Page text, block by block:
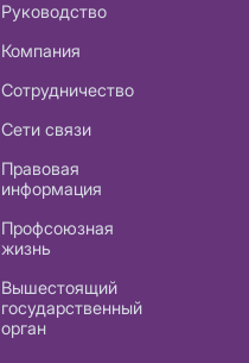
Руководство
Компания
Сотрудничество
Сети связи
Правовая
информация
Профсоюзная
жизнь
Вышестоящий
государственный
орган